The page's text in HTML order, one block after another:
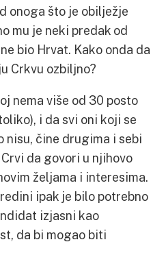
onoga što je obilježje
mu je neki predak od
bio Hrvat. Kako onda da
Crkvu ozbiljno?
nema više od 30 posto
i da svi oni koji se
nisu, čine drugima i sebi
da govori u njihovo
željama i interesima.
ipak je bilo potrebno
izjasni kao
da bi mogao biti